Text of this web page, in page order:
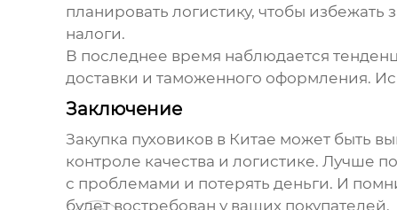
планировать логистику, чтобы
налоги.
В последнее время наблюдается
доставки и таможенного оформления.
Заключение
Закупка пуховиков в Китае может быть
контроле качества и логистике. Лучше
с проблемами и потерять деньги. И
будет востребован у ваших покупателей.